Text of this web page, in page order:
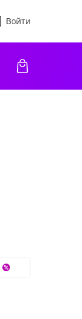
Войти